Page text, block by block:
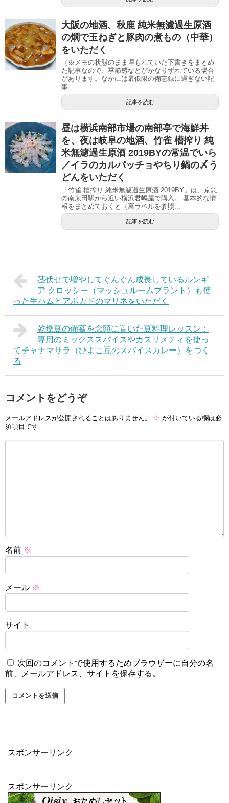
大阪の地酒、秋鹿 純米無濾過生原酒
の燗で玉ねぎと豚肉の煮もの（中華）
をいただく
（※メモの状態のまま埋もれていた下書きをまとめ
た記事なので、季節感などがかなりずれている場合
があります。なかには最低限の備忘録に過ぎない記
事...
記事を読む
昼は横浜南部市場の南部亭で海鮮丼
を、夜は岐阜の地酒、竹雀 槽搾り 純
米無濾過生原酒 2019BYの常温でいら
／イラのカルパッチョやちり鍋の〆う
どんをいただく
「竹雀 槽搾り 純米無濾過生原酒 2019BY」は、京急
の南太田駅から近い横浜君嶋屋で購入。 基本的な情
報をまとめておくと（裏ラベルを参照...
記事を読む
茎伏せで増やしてぐんぐん成長しているルンギ
ア クロッシー（マッシュルームプラント）も使
った生ハムとアボカドのマリネをいただく
乾燥豆の備蓄を念頭に置いた豆料理レッスン：
専用のミックススパイスやカスリメティを使っ
てチャナマサラ（ひよこ豆のスパイスカレー）をつく
る
コメントをどうぞ
メールアドレスが公開されることはありません。 ※ が付いている欄は必
須項目です
名前 ※
メール ※
サイト
次回のコメントで使用するためブラウザーに自分の名
前、メールアドレス、サイトを保存する。
スポンサーリンク
スポンサーリンク